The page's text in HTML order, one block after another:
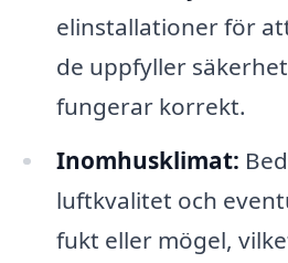
elinstallationer för
de uppfyller
fungerar korrekt.
Inomhusklimat:
luftkvalitet och
fukt eller mögel,